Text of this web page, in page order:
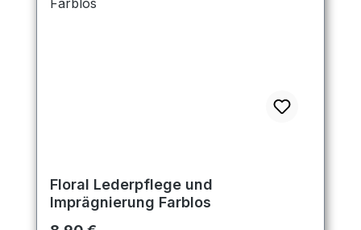
Floral Lederpflege und
Imprägnierung Farblos